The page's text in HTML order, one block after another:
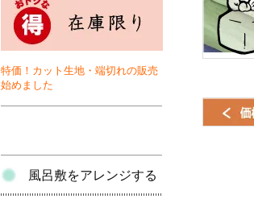
特価！カット生地・端切れの販売
始めました
風呂敷をアレンジする